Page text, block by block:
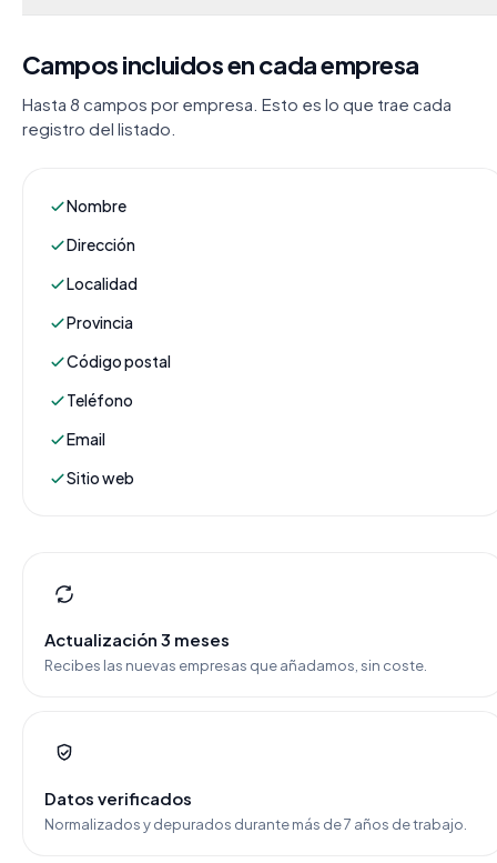
Campos incluidos en cada empresa
Hasta 8 campos por empresa. Esto es lo que trae cada
registro del listado.
Nombre
Dirección
Localidad
Provincia
Código postal
Teléfono
Email
Sitio web
Actualización 3 meses
Recibes las nuevas empresas que añadamos, sin coste.
Datos verificados
Normalizados y depurados durante más de 7 años de trabajo.